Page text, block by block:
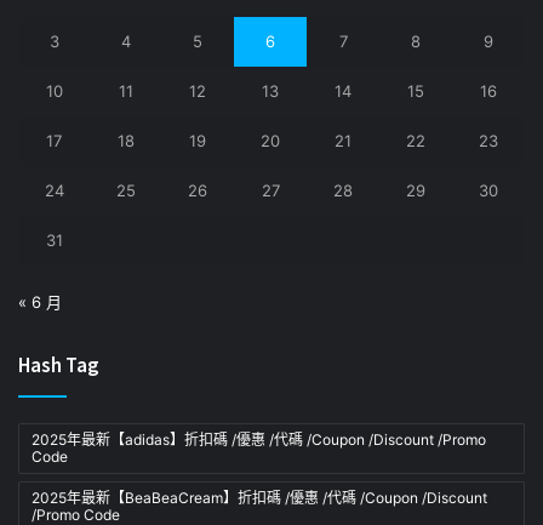
3 4 5 6 7 8 9
10 11 12 13 14 15 16
17 18 19 20 21 22 23
24 25 26 27 28 29 30
31
« 6 月
Hash Tag
2025年最新【adidas】折扣碼 /優惠 /代碼 /Coupon /Discount /Promo
Code
2025年最新【BeaBeaCream】折扣碼 /優惠 /代碼 /Coupon /Discount
/Promo Code